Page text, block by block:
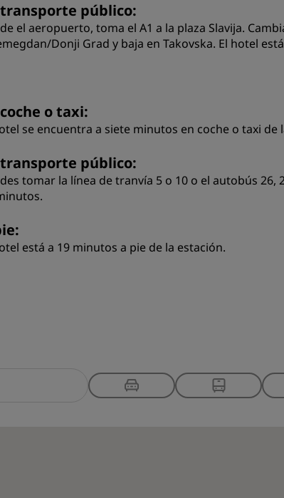
transporte público:
el aeropuerto, toma el A1 a la plaza Slavija.
Donji Grad y baja en Takovska. El hotel
o taxi:
se encuentra a siete minutos en coche o taxi de
transporte público:
tomar la línea de tranvía 5 o 10 o el autobús 26,
está a 19 minutos a pie de la estación.